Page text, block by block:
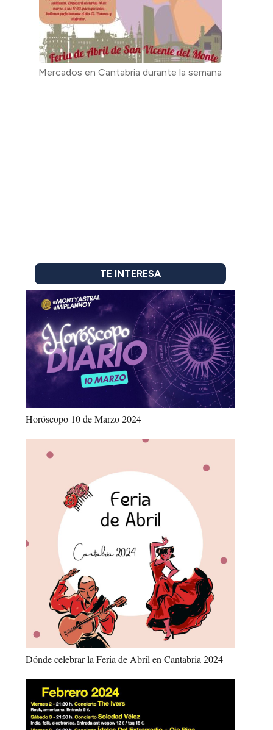
Mercados en Cantabria durante la semana
TE INTERESA
Horóscopo 10 de Marzo 2024
Dónde celebrar la Feria de Abril en Cantabria 2024